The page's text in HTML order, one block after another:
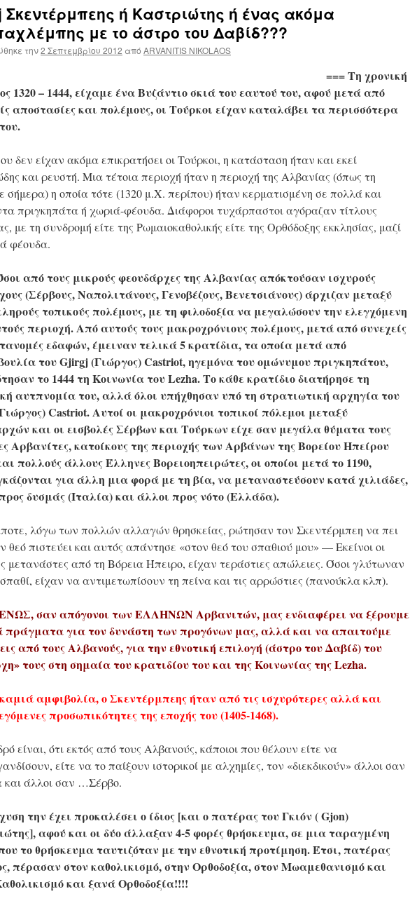
Σκεντέρμπεης ή Καστριώτης ή ένας ακόμα
με το άστρο του Δαβίδ???
την2 Σεπτεμβρίου 2012 από ARVANITIS NIKOLAOS
=== Τη χρονική
1320 – 1444, είχαμε ένα Βυζάντιο σκιά του εαυτού του, αφού μετά από
αποστασίες και πολέμους, οι Τούρκοι είχαν καταλάβει τα περισσότερα
δεν είχαν ακόμα επικρατήσει οι Τούρκοι, η κατάσταση ήταν και εκεί
και ρευστή. Μια τέτοια περιοχή ήταν η περιοχή της Αλβανίας (όπως τη
σήμερα) η οποία τότε (1320 μ.Χ. περίπου) ήταν κερματισμένη σε πολλά και
πριγκηπάτα ή χωριά-φέουδα. Διάφοροι τυχάρπαστοι αγόραζαν τίτλους
με τη συνδρομή είτε της Ρωμαιοκαθολικής είτε της Ορθόδοξης εκκλησίας, μαζί
φέουδα.
από τους μικρούς φεουδάρχες της Αλβανίας απόκτούσαν ισχυρούς
(Σέρβους, Ναπολιτάνους, Γενοβέζους, Βενετσιάνους) άρχιζαν μεταξύ
τοπικούς πολέμους, με τη φιλοδοξία να μεγαλώσουν την ελεγχόμενη
περιοχή. Από αυτούς τους μακροχρόνιους πολέμους, μετά από συνεχείς
εδαφών, έμειναν τελικά 5 κρατίδια, τα οποία μετά από
του Gjirgj (Γιώργος) Castriot, ηγεμόνα του ομώνυμου πριγκηπάτου,
το 1444 τη Κοινωνία του Lezha. Το κάθε κρατίδιο διατήρησε τη
αυτπνομία του, αλλά όλοι υπήχθησαν υπό τη στρατιωτική αρχηγία του
Castriot. Αυτοί οι μακροχρόνιοι τοπικοί πόλεμοι μεταξύ
και οι εισβολές Σέρβων και Τούρκων είχε σαν μεγάλα θύματα τους
Αρβανίτες, κατοίκους της περιοχής των Αρβάνων της Βορείου Ηπείρου
πολλούς άλλους Έλληνες Βορειοηπειρώτες, οι οποίοι μετά το 1190,
για άλλη μια φορά με τη βία, να μεταναστεύσουν κατά χιλιάδες,
δυσμάς (Ιταλία) και άλλοι προς νότο (Ελλάδα).
λόγω των πολλών αλλαγών θρησκείας, ρώτησαν τον Σκεντέρμπεη να πει
θεό πιστεύει και αυτός απάντησε «στον θεό του σπαθιού μου» — Εκείνοι οι
μετανάστες από τη Βόρεια Ήπειρο, είχαν τεράστιες απώλειες. Όσοι γλύτωναν
είχαν να αντιμετωπίσουν τη πείνα και τις αρρώστιες (πανούκλα κλπ).
σαν απόγονοι των ΕΛΛΗΝΩΝ Αρβανιτών, μας ενδιαφέρει να ξέρουμε
πράγματα για τον δυνάστη των προγόνων μας, αλλά και να απαιτούμε
από τους Αλβανούς, για την εθνοτική επιλογή (άστρο του Δαβίδ) του
τους στη σημαία του κρατιδίου του και της Κοινωνίας της Lezha.
αμφιβολία, ο Σκεντέρμπεης ήταν από τις ισχυρότερες αλλά και
προσωπικότητες της εποχής του (1405-1468).
είναι, ότι εκτός από τους Αλβανούς, κάποιοι που θέλουν είτε να
είτε να το παίξουν ιστορικοί με αλχημίες, τον «διεκδικούν» άλλοι σαν
και άλλοι σαν …Σέρβο.
την έχει προκαλέσει ο ίδιος [και ο πατέρας του Γκιόν ( Gjon)
αφού και οι δύο άλλαξαν 4-5 φορές θρήσκευμα, σε μια ταραγμένη
το θρήσκευμα ταυτιζόταν με την εθνοτική προτίμηση. Έτσι, πατέρας
πέρασαν στον καθολικισμό, στην Ορθοδοξία, στον Μωαμεθανισμό και
και ξανά Ορθοδοξία!!!!